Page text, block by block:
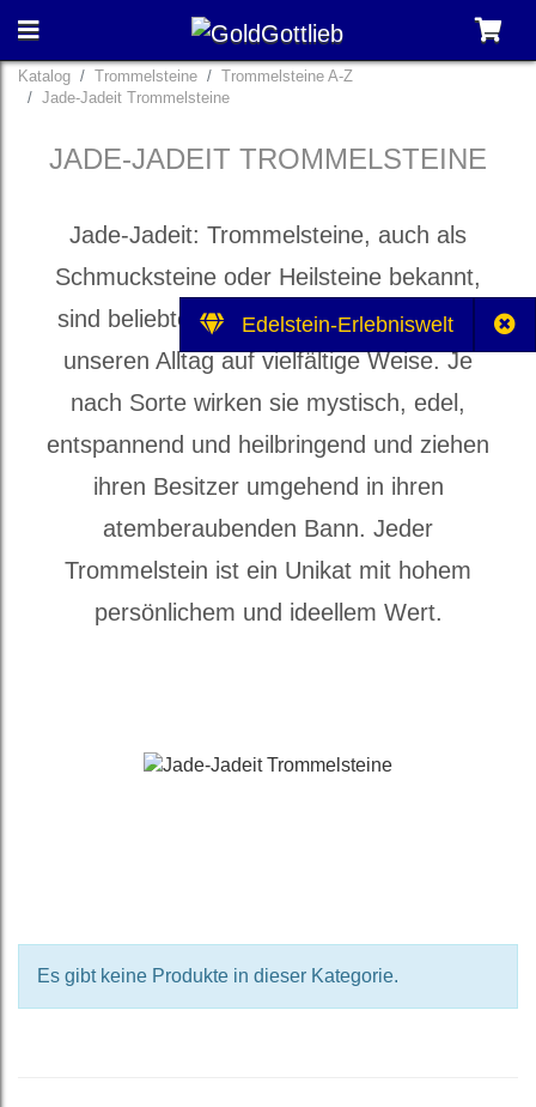
Edelstein-Erlebniswelt
Katalog Trommelsteine
Trommelsteine A-Z
Jade-Jadeit Trommelsteine
JADE-JADEIT TROMMELSTEINE
Jade-Jadeit: Trommelsteine, auch als
Schmucksteine oder Heilsteine bekannt,
sind beliebte Mitbringsel und bereichern
unseren Alltag auf vielfältige Weise. Je
nach Sorte wirken sie mystisch, edel,
entspannend und heilbringend und ziehen
ihren Besitzer umgehend in ihren
atemberaubenden Bann. Jeder
Trommelstein ist ein Unikat mit hohem
persönlichem und ideellem Wert.
Es gibt keine Produkte in dieser Kategorie.